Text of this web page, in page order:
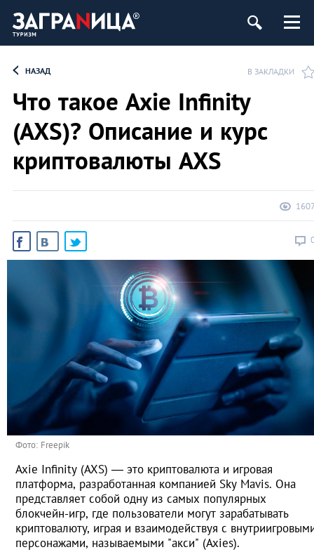
НАЗАД В ЗАКЛАДКИ
Что такое Axie Infinity
(AXS)? Описание и курс
криптовалюты AXS
Фото: Freepik
Axie Infinity (AXS) — это криптовалюта и игровая
платформа, разработанная компанией Sky Mavis. Она
представляет собой одну из самых популярных
блокчейн-игр, где пользователи могут зарабатывать
криптовалюту, играя и взаимодействуя с
персонажами, называемыми "акси" (Axies).